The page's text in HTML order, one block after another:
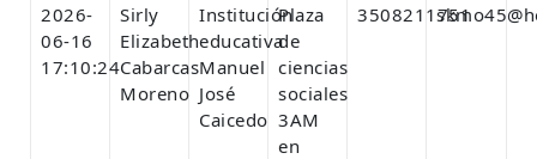
2026-
06-16
17:10:24
Sirly
Elizabeth
Cabarcas
Moreno
Institución
educativa
Manuel
José
Caicedo
Plaza
de
ciencias
sociales
3AM
en
3508211751